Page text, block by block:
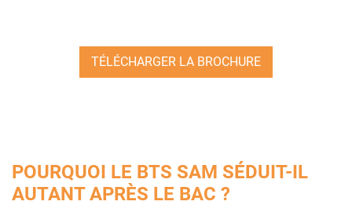
TÉLÉCHARGER LA BROCHURE
POURQUOI LE BTS SAM SÉDUIT-IL
AUTANT APRÈS LE BAC ?